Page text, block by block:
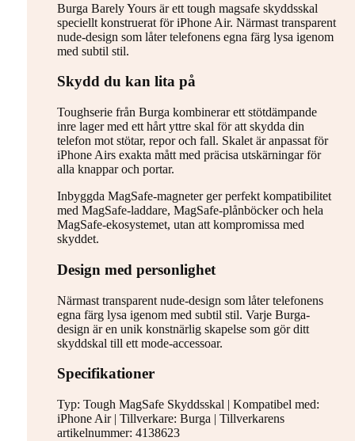
Burga Barely Yours är ett tough magsafe skyddsskal
speciellt konstruerat för iPhone Air. Närmast transparent
nude-design som låter telefonens egna färg lysa igenom
med subtil stil.
Skydd du kan lita på
Toughserie från Burga kombinerar ett stötdämpande
inre lager med ett hårt yttre skal för att skydda din
telefon mot stötar, repor och fall. Skalet är anpassat för
iPhone Airs exakta mått med präcisa utskärningar för
alla knappar och portar.
Inbyggda MagSafe-magneter ger perfekt kompatibilitet
med MagSafe-laddare, MagSafe-plånböcker och hela
MagSafe-ekosystemet, utan att kompromissa med
skyddet.
Design med personlighet
Närmast transparent nude-design som låter telefonens
egna färg lysa igenom med subtil stil. Varje Burga-
design är en unik konstnärlig skapelse som gör ditt
skyddskal till ett mode-accessoar.
Specifikationer
Typ: Tough MagSafe Skyddsskal | Kompatibel med:
iPhone Air | Tillverkare: Burga | Tillverkarens
artikelnummer: 4138623